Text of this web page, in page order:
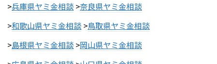
>兵庫県ヤミ金相談 >奈良県ヤミ金相談
>和歌山県ヤミ金相談 >鳥取県ヤミ金相談
>島根県ヤミ金相談 >岡山県ヤミ金相談